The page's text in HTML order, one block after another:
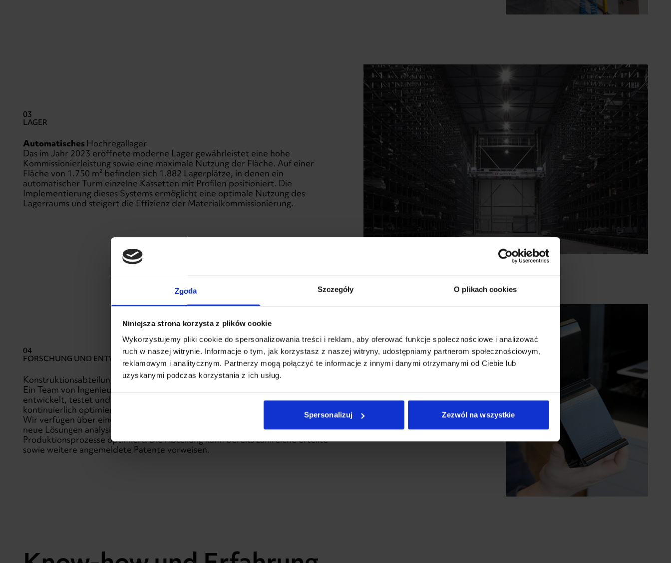
Zgoda Szczegóły O plikach cookies
Niniejsza strona korzysta z plików cookie
Wykorzystujemy pliki cookie do spersonalizowania treści i reklam, aby oferować funkcje społecznościowe i analizować
ruch w naszej witrynie. Informacje o tym, jak korzystasz z naszej witryny, udostępniamy partnerom społecznościowym,
reklamowym i analitycznym. Partnerzy mogą połączyć te informacje z innymi danymi otrzymanymi od Ciebie lub
uzyskanymi podczas korzystania z ich usług.
Spersonalizuj Zezwól na wszystkie
03
LAGER
Automatisches Hochregallager
Das im Jahr 2023 eröffnete moderne Lager gewährleistet eine hohe
Kommissionierleistung sowie eine maximale Nutzung der Fläche. Auf einer
Fläche von 1.750 m² befinden sich 1.882 Lagerplätze, in denen ein
automatischer Turm einzelne Kassetten mit Profilen positioniert. Die
Implementierung dieses Systems ermöglicht eine optimale Nutzung des
Lagerraums und steigert die Effizienz der Materialkommissionierung.
04
FORSCHUNG UND ENTWICKLUNG
Konstruktionsabteilung
Ein Team von Ingenieuren und Konstrukteuren, das neue Produkte
entwickelt, testet und implementiert sowie bestehende Systeme
kontinuierlich optimiert.
Wir verfügen über eine eigene Forschungs- und Entwicklungsabteilung, die
neue Lösungen analysiert und testet, Innovationen einführt und
Produktionsprozesse optimiert. Die Abteilung kann bereits zahlreiche erteilte
sowie weitere angemeldete Patente vorweisen.